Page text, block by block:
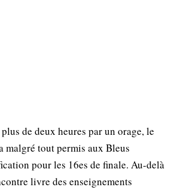
de deux heures par un orage, le
malgré tout permis aux Bleus
pour les 16es de finale. Au-delà
livre des enseignements